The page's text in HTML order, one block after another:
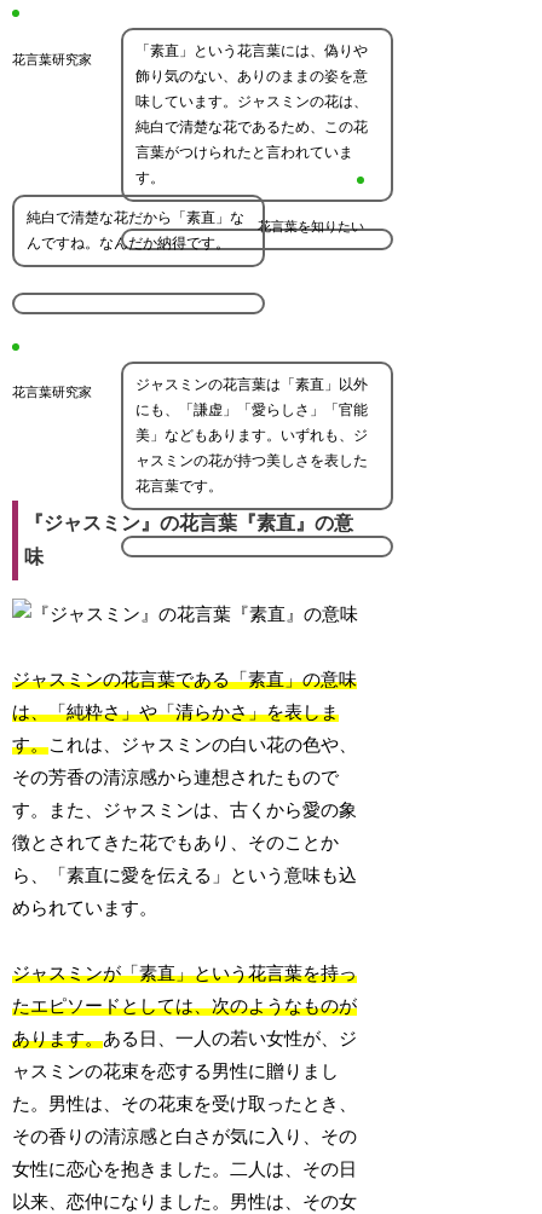
花言葉研究家
「素直」という花言葉には、偽りや
飾り気のない、ありのままの姿を意
味しています。ジャスミンの花は、
純白で清楚な花であるため、この花
言葉がつけられたと言われていま
す。
花言葉を知りたい
純白で清楚な花だから「素直」な
んですね。なんだか納得です。
花言葉研究家
ジャスミンの花言葉は「素直」以外
にも、「謙虚」「愛らしさ」「官能
美」などもあります。いずれも、ジ
ャスミンの花が持つ美しさを表した
花言葉です。
『ジャスミン』の花言葉『素直』の意
味
ジャスミンの花言葉である「素直」の意味
は、「純粋さ」や「清らかさ」を表しま
す。これは、ジャスミンの白い花の色や、
その芳香の清涼感から連想されたもので
す。また、ジャスミンは、古くから愛の象
徴とされてきた花でもあり、そのことか
ら、「素直に愛を伝える」という意味も込
められています。
ジャスミンが「素直」という花言葉を持っ
たエピソードとしては、次のようなものが
あります。ある日、一人の若い女性が、ジ
ャスミンの花束を恋する男性に贈りまし
た。男性は、その花束を受け取ったとき、
その香りの清涼感と白さが気に入り、その
女性に恋心を抱きました。二人は、その日
以来、恋仲になりました。男性は、その女